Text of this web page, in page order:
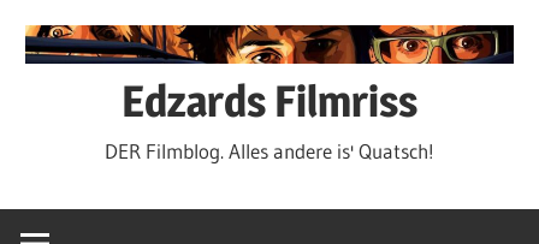
Inhalt
Edzards Filmriss
DER Filmblog. Alles andere is' Quatsch!